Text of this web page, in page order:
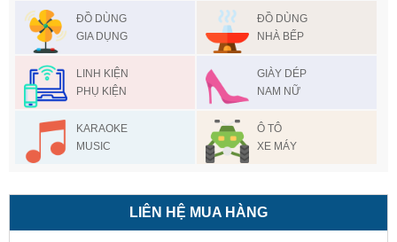
ĐỒ DÙNG
GIA DỤNG
ĐỒ DÙNG
NHÀ BẾP
LINH KIỆN
PHỤ KIỆN
GIÀY DÉP
NAM NỮ
KARAOKE
MUSIC
Ô TÔ
XE MÁY
LIÊN HỆ MUA HÀNG